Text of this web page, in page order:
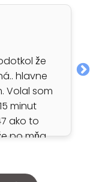
že
hlavne
Volal som
minut
ako to
po mňa